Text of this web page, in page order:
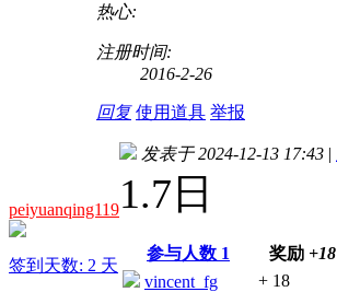
热心:
注册时间:
2016-2-26
回复 使用道具 举报
peiyuanqing119
签到天数: 2 天
发表于 2024-12-13 17:43 |
1.7日
参与人数 1 奖励 +18
vincent_fg
+ 18